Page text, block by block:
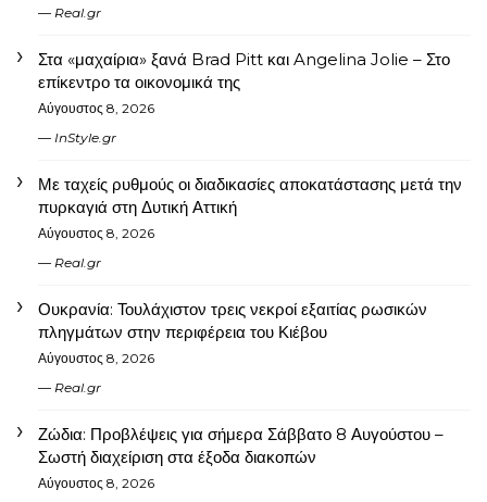
Real.gr
Στα «μαχαίρια» ξανά Brad Pitt και Angelina Jolie – Στο
επίκεντρο τα οικονομικά της
Αύγουστος 8, 2026
InStyle.gr
Με ταχείς ρυθμούς οι διαδικασίες αποκατάστασης μετά την
πυρκαγιά στη Δυτική Αττική
Αύγουστος 8, 2026
Real.gr
Ουκρανία: Τουλάχιστον τρεις νεκροί εξαιτίας ρωσικών
πληγμάτων στην περιφέρεια του Κιέβου
Αύγουστος 8, 2026
Real.gr
Ζώδια: Προβλέψεις για σήμερα Σάββατο 8 Αυγούστου –
Σωστή διαχείριση στα έξοδα διακοπών
Αύγουστος 8, 2026